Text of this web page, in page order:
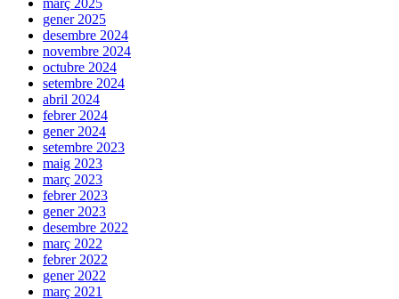
març 2025
gener 2025
desembre 2024
novembre 2024
octubre 2024
setembre 2024
abril 2024
febrer 2024
gener 2024
setembre 2023
maig 2023
març 2023
febrer 2023
gener 2023
desembre 2022
març 2022
febrer 2022
gener 2022
març 2021